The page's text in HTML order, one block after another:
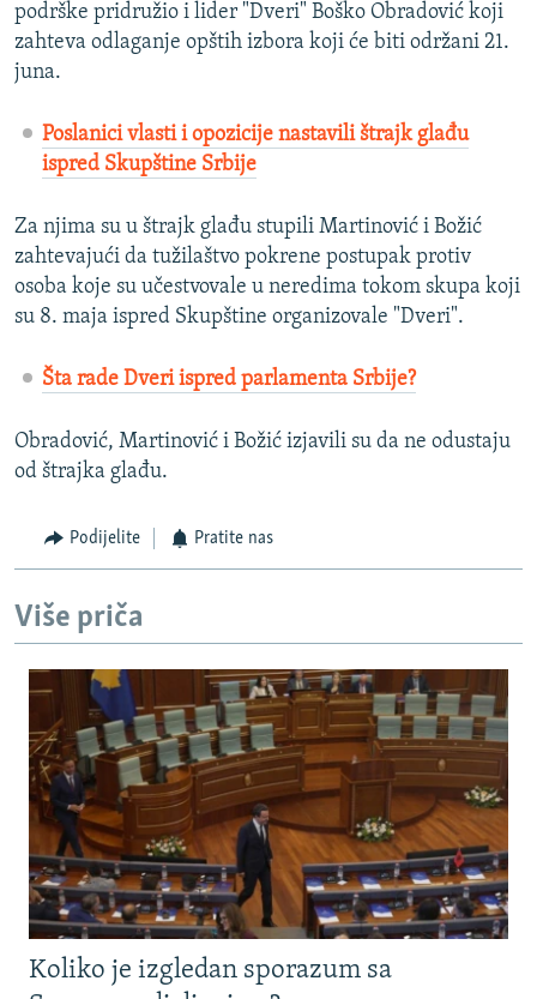
podrške pridružio i lider "Dveri" Boško Obradović koji
zahteva odlaganje opštih izbora koji će biti održani 21.
juna.
Poslanici vlasti i opozicije nastavili štrajk glađu
ispred Skupštine Srbije
Za njima su u štrajk glađu stupili Martinović i Božić
zahtevajući da tužilaštvo pokrene postupak protiv
osoba koje su učestvovale u neredima tokom skupa koji
su 8. maja ispred Skupštine organizovale "Dveri".
Šta rade Dveri ispred parlamenta Srbije?
Obradović, Martinović i Božić izjavili su da ne odustaju
od štrajka glađu.
Podijelite Pratite nas
Više priča
Koliko je izgledan sporazum sa